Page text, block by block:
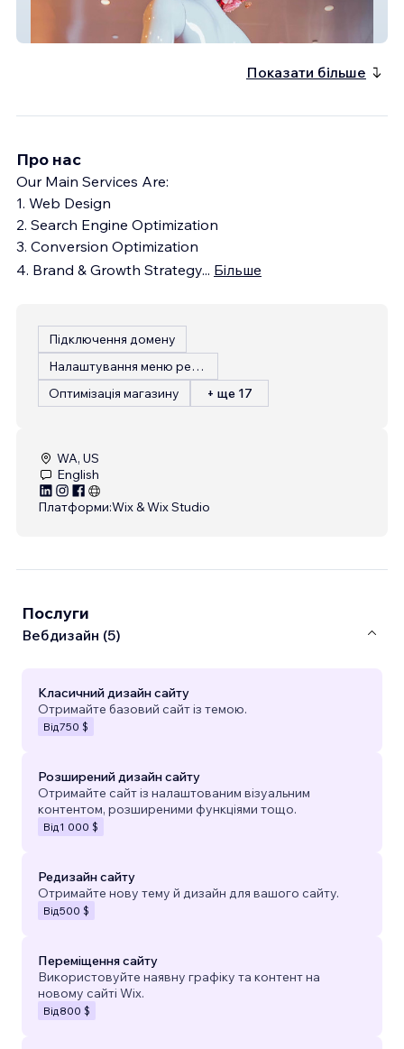
PolycarpFlowers
Показати більше
Про нас
Our Main Services Are:
1. Web Design
2. Search Engine Optimization
3. Conversion Optimization
4. Brand & Growth Strategy... Більше
Підключення домену
Налаштування меню ресторану
Оптимізація магазину
+ ще 17
WA, US
English
Платформи:Wix & Wix Studio
Послуги
Вебдизайн (5)
Класичний дизайн сайту
Отримайте базовий сайт із темою.
Від750 $
Розширений дизайн сайту
Отримайте сайт із налаштованим візуальним
контентом, розширеними функціями тощо.
Від 1 000 $
Редизайн сайту
Отримайте нову тему й дизайн для вашого сайту.
Від500 $
Переміщення сайту
Використовуйте наявну графіку та контент на
новому сайті Wix.
Від 800 $